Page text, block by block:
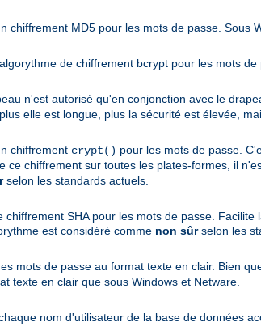
chiffrement MD5 pour les mots de passe. Sous
de chiffrement bcrypt pour les mots
n'est autorisé qu'en conjonction avec le
elle est longue, plus la sécurité est élevée,
chiffrement crypt() pour les mots de passe.
ce chiffrement sur toutes les plates-formes, il
selon les standards actuels.
chiffrement SHA pour les mots de passe.
est considéré comme non sûrselon les
mots de passe au format texte en clair. Bien
texte en clair que sous Windows et Netware.
nom d'utilisateur de la base de données